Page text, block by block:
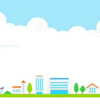
SERVICE